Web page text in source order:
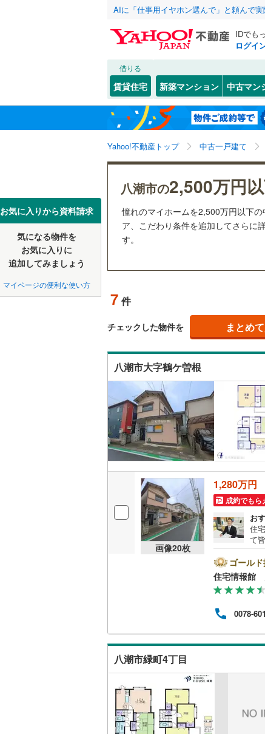
AIに「仕事用イヤホン選んで」と頼んで
IDでも
ログイ
借りる
賃貸住宅 新築マンション 中古マン
Yahoo!不動産トップ 中古一戸建て
お気に入りから資料請求
気になる物件を
お気に入りに
追加してみましょう
マイページの便利な使い方
八潮市の2,500万円
憧れのマイホームを2,500万円以下
ア、こだわり条件を追加してさらに
す。
7 件
チェックした物件を まとめ
八潮市大字鶴ケ曽根
画像20枚
1,280万円
成約でもら
お
住
て
は
と
お
の
ッ
く
様
相
ゴール
住宅情報館
0078-
八潮市緑町4丁目
北海道 北海道
東北 青森
関東 東京
新潟
東海 愛知
中国 鳥取
福岡
該当物件 0件
さいたま市 西区(8)
見沼区(
浦和区
岩槻区 (
埼玉県のそのほ
かの地域
川越市(
行田市(
上尾市(
新座市(
北本市(
三郷市(
幸手市(
吉川市
北足立
入間郡
比企郡
比企郡
児玉郡
北葛飾
該当物件 0件
大字浮
大字新
緑町
1
該当物件 0件
JR 東北本線
湘南新
(0)
東北新
秋田新
地下鉄 東京メ
東武伊
西武秩
西武山
該当物件 0件
該当物件 0件
こだわり条件 リフォー
リノベ
（1）
設備
床暖房
駐車場
ＴＶモ
間取り、居
二世帯
サービ
最寄り
配置、向
前道
平坦地
LD
リビン
（0 ）
キッチン
独立型
即入居
該当物件 0件